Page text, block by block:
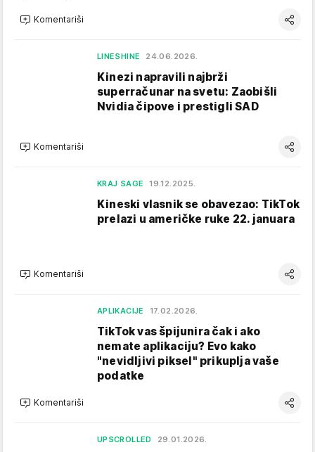
Komentariši
LINESHINE 24.06.2026.
Kinezi napravili najbrži
superračunar na svetu: Zaobišli
Nvidia čipove i prestigli SAD
Komentariši
KRAJ SAGE 19.12.2025.
Kineski vlasnik se obavezao: TikTok
prelazi u američke ruke 22. januara
Komentariši
APLIKACIJE 17.02.2026.
TikTok vas špijunira čak i ako
nemate aplikaciju? Evo kako
"nevidljivi piksel" prikuplja vaše
podatke
Komentariši
UPSCROLLED 29.01.2026.